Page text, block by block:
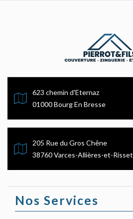
623 chemin d'Eternaz
01000 Bourg En Bresse
205 Rue du Gros Chêne
38760 Varces-Allières-et-Risset
Nos Services